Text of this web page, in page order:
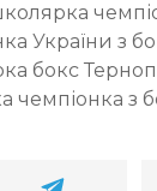
України з
бокс
чемпіонка з